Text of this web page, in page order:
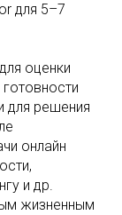
для 5–7
оценки
для решения
онлайн
и др.
жизненным